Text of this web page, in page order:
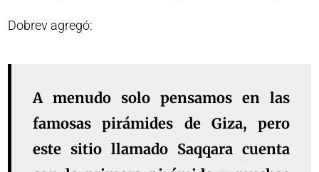
Dobrev agregó:
A menudo solo pensamos en las
famosas pirámides de Giza, pero
este sitio llamado Saqqara cuenta